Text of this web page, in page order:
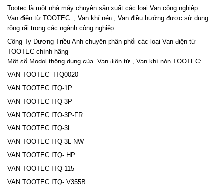
Tootec là một nhà máy chuyên sản xuất các loại Van công nghiệp :
Van điện từ TOOTEC , Van khí nén , Van điều hướng được sử dụng
rộng rãi trong các ngành công nghiệp .
Công Ty Dương Triều Anh chuyên phân phối các loại Van điện từ
TOOTEC chính hãng
Một số Model thông dụng của Van điện từ , Van khí nén TOOTEC:
VAN TOOTEC ITQ0020
VAN TOOTEC ITQ-1P
VAN TOOTEC ITQ-3P
VAN TOOTEC ITO-3P-FR
VAN TOOTEC ITQ-3L
VAN TOOTEC ITQ-3L-NW
VAN TOOTEC ITQ- HP
VAN TOOTEC ITQ-115
VAN TOOTEC ITQ- V355B